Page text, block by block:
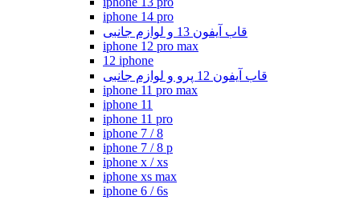
iphone 14 pro
قاب آیفون 13 و لوازم جانبی
iphone 12 pro max
12 iphone
قاب آیفون 12 پرو و لوازم جانبی
iphone 11 pro max
iphone 11
iphone 11 pro
iphone 7 / 8
iphone 7 / 8 p
iphone x / xs
iphone xs max
iphone 6 / 6s